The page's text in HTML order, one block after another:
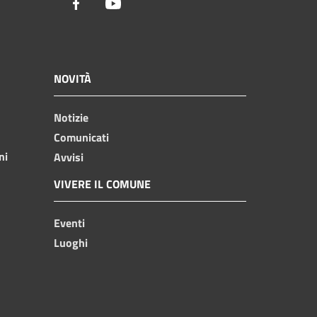
Facebook
NOVITÀ
Notizie
Comunicati
Avvisi
VIVERE IL COMUNE
Eventi
Luoghi